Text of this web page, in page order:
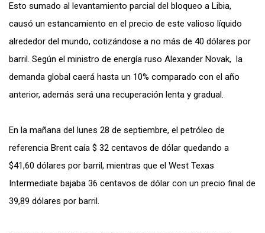
Esto sumado al levantamiento parcial del bloqueo a Libia,
causó un estancamiento en el precio de este valioso líquido
alrededor del mundo, cotizándose a no más de 40 dólares por
barril. Según el ministro de energía ruso Alexander Novak, la
demanda global caerá hasta un 10% comparado con el año
anterior, además será una recuperación lenta y gradual.
En la mañana del lunes 28 de septiembre, el petróleo de
referencia Brent caía $ 32 centavos de dólar quedando a
$41,60 dólares por barril, mientras que el West Texas
Intermediate bajaba 36 centavos de dólar con un precio final de
39,89 dólares por barril.